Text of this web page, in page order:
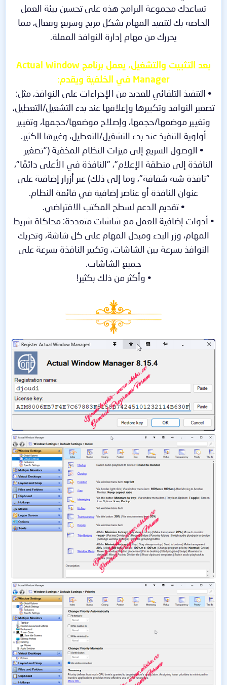
تساعدك مجموعة البرامج هذه على تحسين بيئة العمل
الخاصة بك لتنفيذ المهام بشكل مريح وسريع وفعال، مما
يحررك من مهام إدارة النوافذ المملة.
بعد التثبيت والتشغيل، يعمل برنامج Actual Window
Manager في الخلفية ويقدم:
• التنفيذ التلقائي للعديد من الإجراءات على النوافذ، مثل:
تصغير النوافذ وتكبيرها وإغلاقها عند بدء التشغيل/التعطيل،
وتغيير موضعها/حجمها، وإصلاح موضعها/حجمها، وتغيير
أولوية التنفيذ عند بدء التشغيل/التعطيل، وغيرها الكثير.
• الوصول السريع إلى ميزات النظام المخفية ("تصغير
النافذة إلى منطقة الإعلام"، "النافذة في الأعلى دائمًا"،
"نافذة شبه شفافة"، وما إلى ذلك) عبر أزرار إضافية على
عنوان النافذة أو عناصر إضافية في قائمة النظام.
• تقديم الدعم لسطح المكتب الافتراضي.
• أدوات إضافية للعمل مع شاشات متعددة: محاكاة شريط
المهام، وزر البدء ومبدل المهام على كل شاشة، وتحريك
النوافذ بسرعة بين الشاشات، وتكبير النافذة بسرعة على
جميع الشاشات.
• وأكثر من ذلك بكثير!